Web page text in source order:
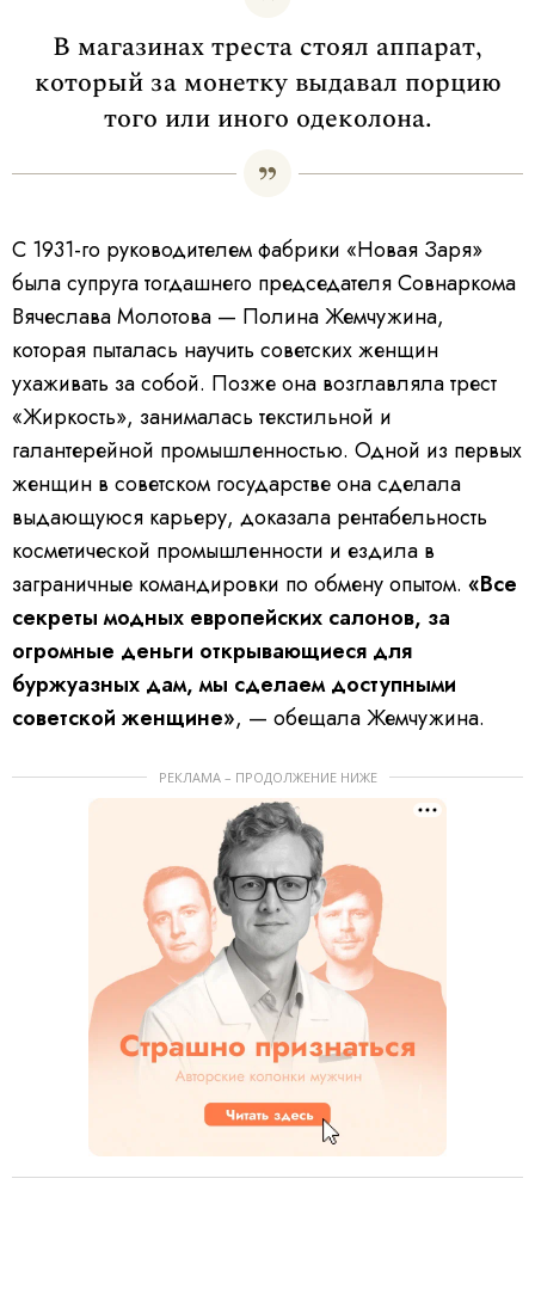
В магазинах треста стоял аппарат,
который за монетку выдавал порцию
того или иного одеколона.
С 1931-го руководителем фабрики «Новая Заря»
была супруга тогдашнего председателя Совнаркома
Вячеслава Молотова — Полина Жемчужина,
которая пыталась научить советских женщин
ухаживать за собой. Позже она возглавляла трест
«Жиркость», занималась текстильной и
галантерейной промышленностью. Одной из первых
женщин в советском государстве она сделала
выдающуюся карьеру, доказала рентабельность
косметической промышленности и ездила в
заграничные командировки по обмену опытом. «Все
секреты модных европейских салонов, за
огромные деньги открывающиеся для
буржуазных дам, мы сделаем доступными
советской женщине», — обещала Жемчужина.
РЕКЛАМА – ПРОДОЛЖЕНИЕ НИЖЕ